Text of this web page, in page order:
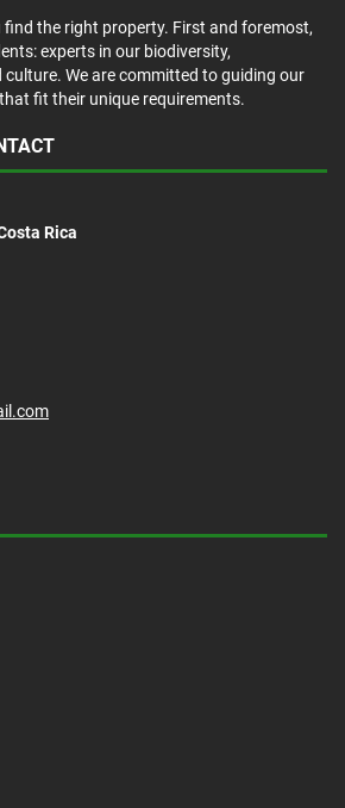
find the right property. First and foremost,
experts in our biodiversity,
We are committed to guiding our
fit their unique requirements.
Rica